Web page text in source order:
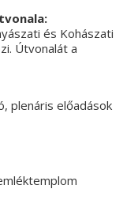
és Kohászati
Útvonalát a
plenáris előadások